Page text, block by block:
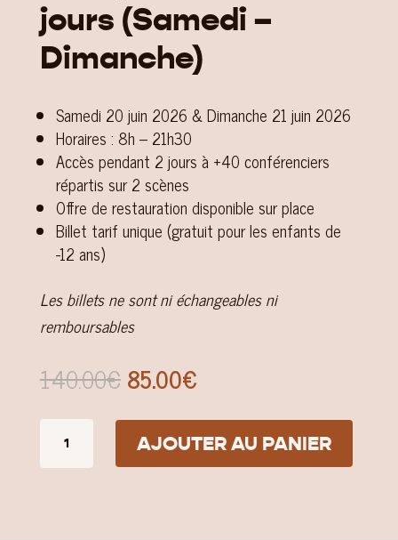
jours (Samedi –
Dimanche)
Samedi 20 juin 2026 & Dimanche 21 juin 2026
Horaires : 8h – 21h30
Accès pendant 2 jours à +40 conférenciers
répartis sur 2 scènes
Offre de restauration disponible sur place
Billet tarif unique (gratuit pour les enfants de
-12 ans)
Les billets ne sont ni échangeables ni
remboursables
140.00€Le
initial
était :
85.00€
actuel
est :
AJOUTER AU PANIER